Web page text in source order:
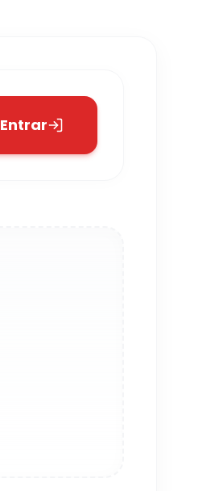
Entrar